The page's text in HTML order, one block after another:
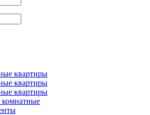
квартиры
квартиры
квартиры
комнатные